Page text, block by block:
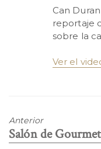
Can
reportaje
sobre la
Ver el
Anterior
Entrada
anterior:
Salón de